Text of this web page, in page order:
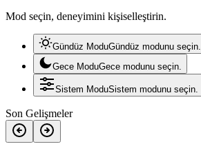
Mod seçin, deneyimini kişiselleştirin.
Gündüz ModuGündüz modunu seçin.
Gece ModuGece modunu seçin.
Sistem ModuSistem modunu seçin.
Son Gelişmeler